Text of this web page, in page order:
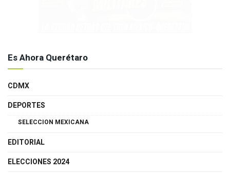
Es Ahora Querétaro
CDMX
DEPORTES
SELECCION MEXICANA
EDITORIAL
ELECCIONES 2024